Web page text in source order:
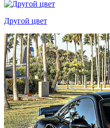
Другой цвет